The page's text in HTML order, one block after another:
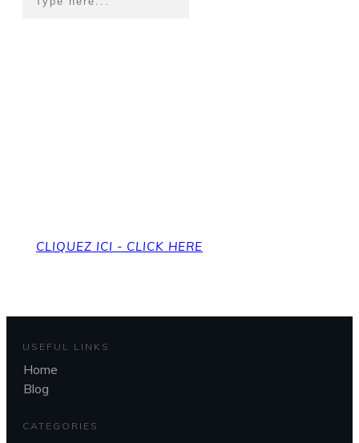
CLIQUEZ ICI - CLICK HERE
USEFUL LINKS
Home
Blog
CATEGORIES